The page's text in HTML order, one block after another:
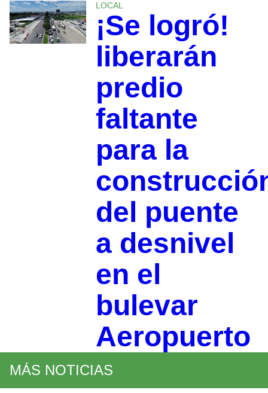
LOCAL
¡Se logró!
liberarán
predio
faltante
para la
del puente
a desnivel
en el
bulevar
Aeropuerto
MÁS NOTICIAS